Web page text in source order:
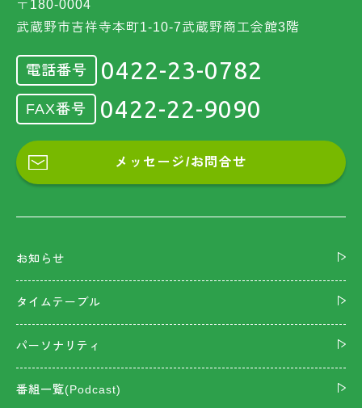
〒180-0004
武蔵野市吉祥寺本町1-10-7武蔵野商工会館3階
電話番号 0422-23-0782
FAX番号 0422-22-9090
メッセージ/お問合せ
お知らせ
タイムテーブル
パーソナリティ
番組一覧(Podcast)